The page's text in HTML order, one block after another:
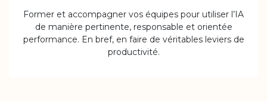
Former et accompagner vos équipes pour utiliser l’IA
de manière pertinente, responsable et orientée
performance. En bref, en faire de véritables leviers de
productivité.